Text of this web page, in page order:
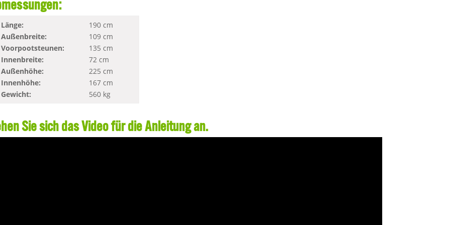
Länge:
Außenbreite:
Voorpootsteunen:
Innenbreite:
Außenhöhe:
Innenhöhe:
Gewicht:
190 cm
109 cm
135 cm
72 cm
225 cm
167 cm
560 kg
Sie sich das Video für die Anleitung an.